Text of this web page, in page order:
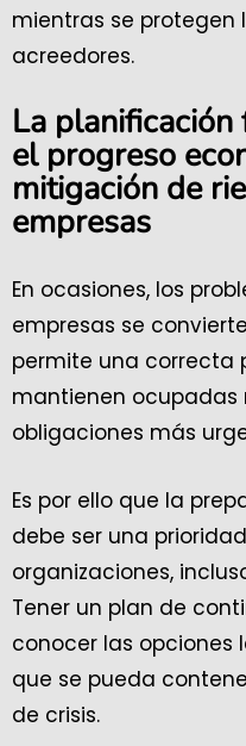
mientras se protegen
acreedores.
La
el progreso
mitigación de
empresas
En ocasiones, los
empresas se
permite una correcta
mantienen ocupadas
obligaciones más
Es por ello que la
debe ser una
organizaciones,
Tener un plan de
conocer las opciones
que se pueda
de crisis.